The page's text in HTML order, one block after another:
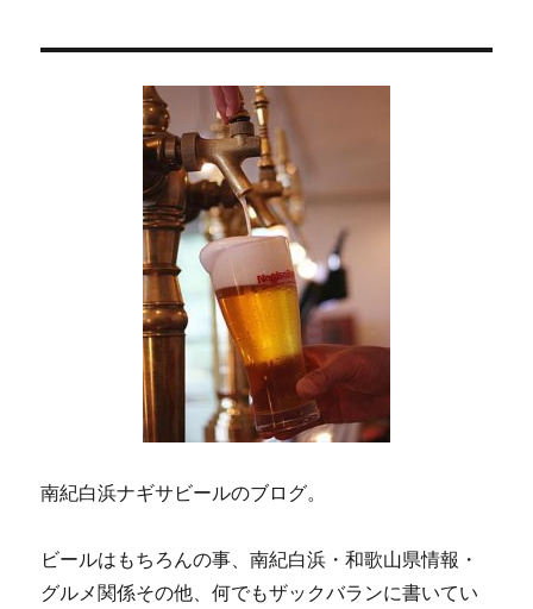
ン
南紀白浜ナギサビールのブログ。
ビールはもちろんの事、南紀白浜・和歌山県情報・
グルメ関係その他、何でもザックバランに書いてい